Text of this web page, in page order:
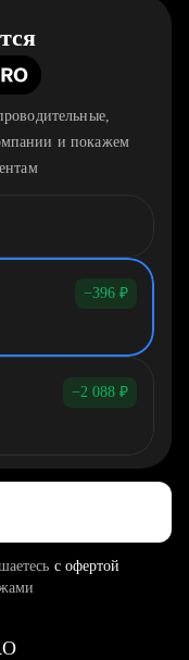
и покажем
−396 ₽
−2 088 ₽
с офертой